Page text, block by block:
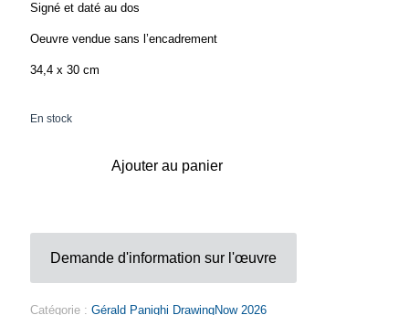
Signé et daté au dos
Oeuvre vendue sans l’encadrement
34,4 x 30 cm
En stock
Ajouter au panier
Demande d'information sur l'œuvre
Catégorie : Gérald Panighi DrawingNow 2026